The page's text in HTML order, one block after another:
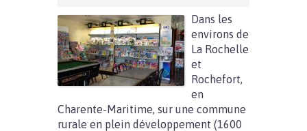
Dans les
environs de
La Rochelle
et
Rochefort,
en
Charente-Maritime, sur une commune
rurale en plein développement (1600